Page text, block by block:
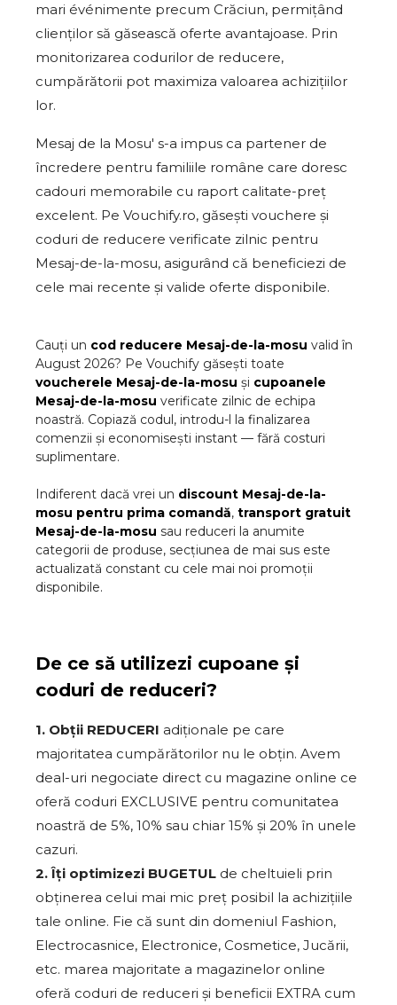
mari événimente precum Crăciun, permițând
clienților să găsească oferte avantajoase. Prin
monitorizarea codurilor de reducere,
cumpărătorii pot maximiza valoarea achizițiilor
lor.
Mesaj de la Mosu' s-a impus ca partener de
încredere pentru familiile române care doresc
cadouri memorabile cu raport calitate-preț
excelent. Pe Vouchify.ro, găsești vouchere și
coduri de reducere verificate zilnic pentru
Mesaj-de-la-mosu, asigurând că beneficiezi de
cele mai recente și valide oferte disponibile.
Cauți un cod reducere Mesaj-de-la-mosu valid în
August 2026? Pe Vouchify găsești toate
voucherele Mesaj-de-la-mosu și cupoanele
Mesaj-de-la-mosu verificate zilnic de echipa
noastră. Copiază codul, introdu-l la finalizarea
comenzii și economisești instant — fără costuri
suplimentare.
Indiferent dacă vrei un discount Mesaj-de-la-
mosu pentru prima comandă, transport gratuit
Mesaj-de-la-mosu sau reduceri la anumite
categorii de produse, secțiunea de mai sus este
actualizată constant cu cele mai noi promoții
disponibile.
De ce să utilizezi cupoane și
coduri de reduceri?
1. Obții REDUCERI adiționale pe care
majoritatea cumpărătorilor nu le obțin. Avem
deal-uri negociate direct cu magazine online ce
oferă coduri EXCLUSIVE pentru comunitatea
noastră de 5%, 10% sau chiar 15% și 20% în unele
cazuri.
2. Îți optimizezi BUGETUL de cheltuieli prin
obținerea celui mai mic preț posibil la achizițiile
tale online. Fie că sunt din domeniul Fashion,
Electrocasnice, Electronice, Cosmetice, Jucării,
etc. marea majoritate a magazinelor online
oferă coduri de reduceri și beneficii EXTRA cum